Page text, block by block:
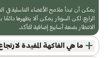
يمكن أن تبدأ ملامح الأعضاء التناسلية في
الرابع، لكن السونار يمكن ألا يظهرها
الانتظار بضعة أسابيع إضافية للتأكد.
+ ما هي الفاكهة المفيدة